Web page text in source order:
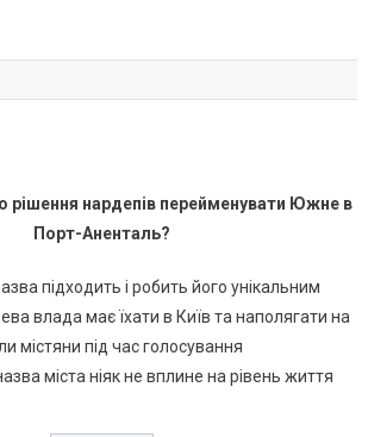
рішення нардепів перейменувати Южне в
Порт-Аненталь?
підходить і робить його унікальним
влада має їхати в Київ та наполягати на
містяни під час голосування
міста ніяк не вплине на рівень життя